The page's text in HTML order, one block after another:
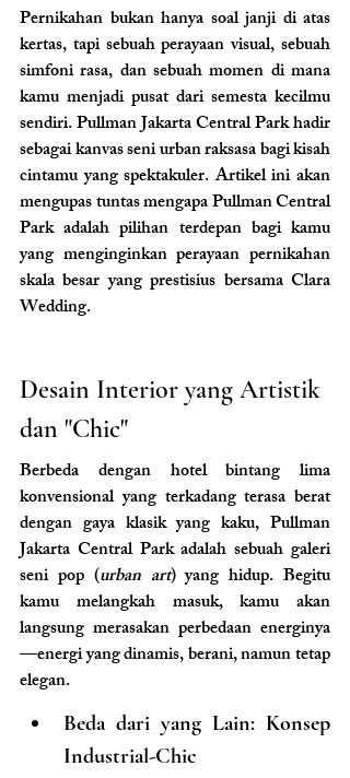
Pernikahan bukan hanya soal janji di atas
kertas, tapi sebuah perayaan visual, sebuah
simfoni rasa, dan sebuah momen di mana
kamu menjadi pusat dari semesta kecilmu
sendiri. Pullman Jakarta Central Park hadir
sebagai kanvas seni urban raksasa bagi kisah
cintamu yang spektakuler. Artikel ini akan
mengupas tuntas mengapa Pullman Central
Park adalah pilihan terdepan bagi kamu
yang menginginkan perayaan pernikahan
skala besar yang prestisius bersama Clara
Wedding.
Desain Interior yang Artistik
dan "Chic"
Berbeda dengan hotel bintang lima
konvensional yang terkadang terasa berat
dengan gaya klasik yang kaku, Pullman
Jakarta Central Park adalah sebuah galeri
seni pop (urban art) yang hidup. Begitu
kamu melangkah masuk, kamu akan
langsung merasakan perbedaan energinya
—energi yang dinamis, berani, namun tetap
elegan.
Beda dari yang Lain: Konsep
Industrial-Chic